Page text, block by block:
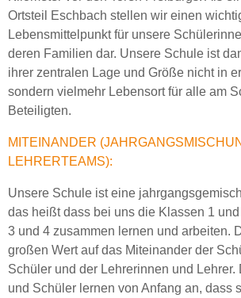
Ortsteil Eschbach stellen wir einen
Lebensmittelpunkt für unsere
deren Familien dar. Unsere Schule ist
ihrer zentralen Lage und Größe nicht in
sondern vielmehr Lebensort für alle am
Beteiligten.
MITEINANDER
LEHRERTEAMS):
Unsere Schule ist eine
das heißt dass bei uns die Klassen 1
3 und 4 zusammen lernen und arbeiten.
großen Wert auf das Miteinander der
Schüler und der Lehrerinnen und Lehrer.
und Schüler lernen von Anfang an, dass